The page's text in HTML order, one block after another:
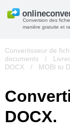
Conversion des
manière gratuite et
Convertisseur de
documents
/
DOCX
/ MOBI to
DOCX.